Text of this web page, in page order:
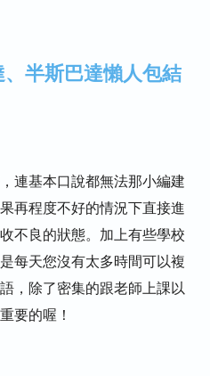
半斯巴達懶人包結
連基本口說都無法那小編建
再程度不好的情況下直接進
不良的狀態。加上有些學校
每天您沒有太多時間可以複
，除了密集的跟老師上課以
要的喔！